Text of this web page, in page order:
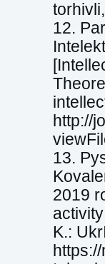
12.
http://
13.
2019
K.: